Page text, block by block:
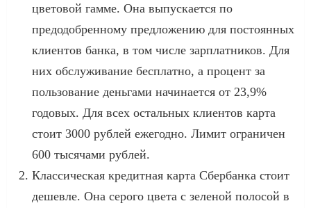
цветовой гамме. Она выпускается по
предодобренному предложению для постоянных
клиентов банка, в том числе зарплатников. Для
них обслуживание бесплатно, а процент за
пользование деньгами начинается от 23,9%
годовых. Для всех остальных клиентов карта
стоит 3000 рублей ежегодно. Лимит ограничен
600 тысячами рублей.
Классическая кредитная карта Сбербанка стоит
дешевле. Она серого цвета с зеленой полосой в